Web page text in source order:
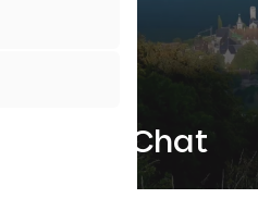
Col du Chat